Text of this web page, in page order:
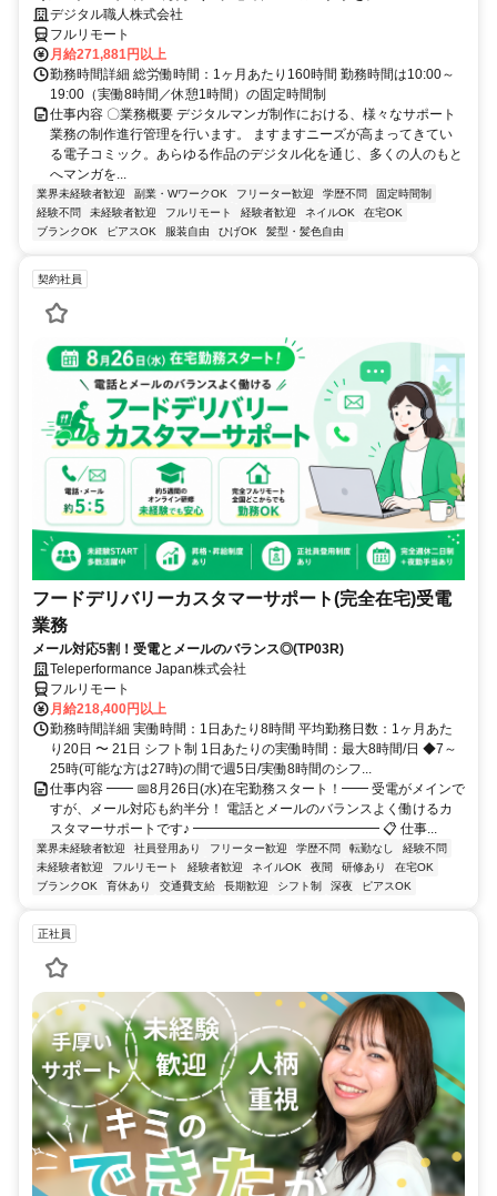
デジタル職人株式会社
フルリモート
月給271,881円以上
勤務時間詳細 総労働時間：1ヶ月あたり160時間 勤務時間は10:00～
19:00（実働8時間／休憩1時間）の固定時間制
仕事内容 〇業務概要 デジタルマンガ制作における、様々なサポート
業務の制作進行管理を行います。 ますますニーズが高まってきてい
る電子コミック。あらゆる作品のデジタル化を通じ、多くの人のもと
へマンガを...
業界未経験者歓迎 副業・WワークOK フリーター歓迎 学歴不問
固定時間制
経験不問
未経験者歓迎 フルリモート 経験者歓迎 ネイルOK
在宅OK
ブランクOK
ピアスOK 服装自由 ひげOK 髪型・髪色自由
契約社員
フードデリバリーカスタマーサポート(完全在宅)受電
業務
メール対応5割！受電とメールのバランス◎(TP03R)
Teleperformance Japan株式会社
フルリモート
月給218,400円以上
勤務時間詳細 実働時間：1日あたり8時間 平均勤務日数：1ヶ月あた
り20日 〜 21日 シフト制 1日あたりの実働時間：最大8時間/日 ◆7～
25時(可能な方は27時)の間で週5日/実働8時間のシフ...
仕事内容 ━━ 📅8月26日(水)在宅勤務スタート！━━ 受電がメインで
すが、メール対応も約半分！ 電話とメールのバランスよく働けるカ
スタマーサポートです♪ ━━━━━━━━━━━━━━ 📋 仕事...
業界未経験者歓迎 社員登用あり フリーター歓迎 学歴不問 転勤なし
経験不問
未経験者歓迎
フルリモート 経験者歓迎 ネイルOK 夜間 研修あり
在宅OK
ブランクOK
育休あり 交通費支給 長期歓迎 シフト制 深夜 ピアスOK
正社員